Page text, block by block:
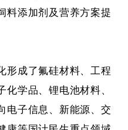
料添加剂及营养方案提
形成了氟硅材料、工程
学品、锂电池材料、
电子信息、新能源、交